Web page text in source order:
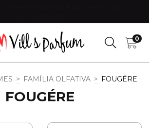
0
> FAMÍLIA OLFATIVA > FOUGÉRE
FOUGÉRE